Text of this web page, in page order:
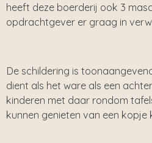
heeft deze boerderij ook 3
opdrachtgever er graag in
De schildering is
dient als het ware als een
kinderen met daar rondom
kunnen genieten van een kopje